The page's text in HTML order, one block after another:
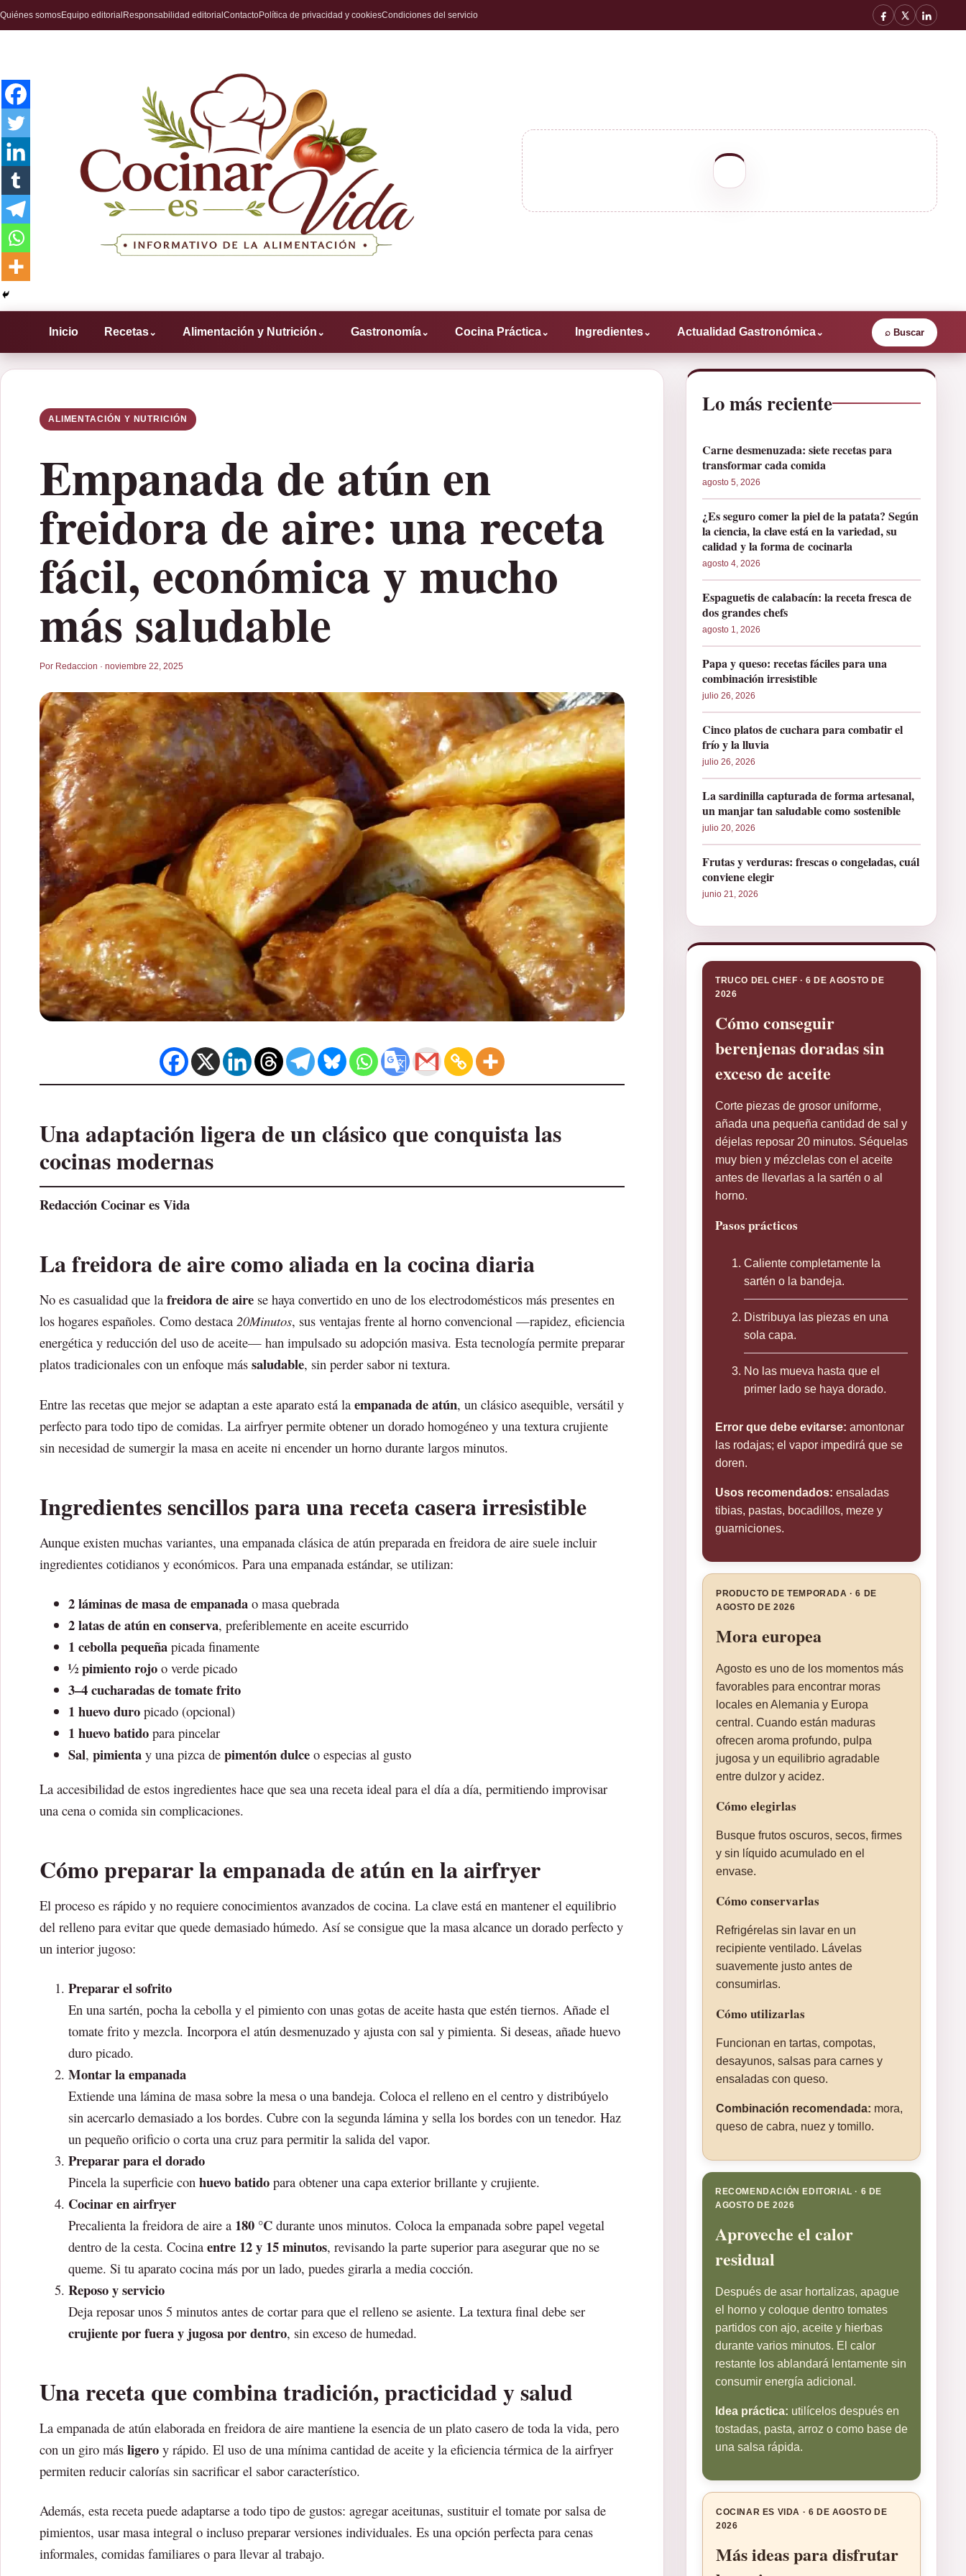
Quiénes somosEquipo editorial Responsabilidad editorial ContactoPolítica de privacidad y cookiesCondiciones del servicio
Inicio Recetas⌄ Alimentación y Nutrición ⌄ Gastronomía⌄ Cocina Práctica⌄ Ingredientes⌄ Actualidad Gastronómica⌄ ⌕ Buscar
ALIMENTACIÓN Y NUTRICIÓN
Empanada de atún en
freidora de aire: una receta
fácil, económica y mucho
más saludable
Por Redaccion · noviembre 22, 2025
Una adaptación ligera de un clásico que conquista las
cocinas modernas
Redacción Cocinar es Vida
La freidora de aire como aliada en la cocina diaria
No es casualidad que la freidora de airese haya convertido en uno de los electrodomésticos más presentes en
los hogares españoles. Como destaca 20Minutos, sus ventajas frente al horno convencional —rapidez, eficiencia
energética y reducción del uso de aceite— han impulsado su adopción masiva. Esta tecnología permite preparar
platos tradicionales con un enfoque más saludable, sin perder sabor ni textura.
Entre las recetas que mejor se adaptan a este aparato está la empanada de atún, un clásico asequible, versátil y
perfecto para todo tipo de comidas. La airfryer permite obtener un dorado homogéneo y una textura crujiente
sin necesidad de sumergir la masa en aceite ni encender un horno durante largos minutos.
Ingredientes sencillos para una receta casera irresistible
Aunque existen muchas variantes, una empanada clásica de atún preparada en freidora de aire suele incluir
ingredientes cotidianos y económicos. Para una empanada estándar, se utilizan:
2 láminas de masa de empanadao masa quebrada
2 latas de atún en conserva, preferiblemente en aceite escurrido
1 cebolla pequeñapicada finamente
½ pimiento rojoo verde picado
3–4 cucharadas de tomate frito
1 huevo duropicado (opcional)
1 huevo batidopara pincelar
Sal, pimientay una pizca de pimentón dulceo especias al gusto
La accesibilidad de estos ingredientes hace que sea una receta ideal para el día a día, permitiendo improvisar
una cena o comida sin complicaciones.
Cómo preparar la empanada de atún en la airfryer
El proceso es rápido y no requiere conocimientos avanzados de cocina. La clave está en mantener el equilibrio
del relleno para evitar que quede demasiado húmedo. Así se consigue que la masa alcance un dorado perfecto y
un interior jugoso:
Preparar el sofrito
En una sartén, pocha la cebolla y el pimiento con unas gotas de aceite hasta que estén tiernos. Añade el
tomate frito y mezcla. Incorpora el atún desmenuzado y ajusta con sal y pimienta. Si deseas, añade huevo
duro picado.
Montar la empanada
Extiende una lámina de masa sobre la mesa o una bandeja. Coloca el relleno en el centro y distribúyelo
sin acercarlo demasiado a los bordes. Cubre con la segunda lámina y sella los bordes con un tenedor. Haz
un pequeño orificio o corta una cruz para permitir la salida del vapor.
Preparar para el dorado
Pincela la superficie con huevo batidopara obtener una capa exterior brillante y crujiente.
Cocinar en airfryer
Precalienta la freidora de aire a 180 °Cdurante unos minutos. Coloca la empanada sobre papel vegetal
dentro de la cesta. Cocina entre 12 y 15 minutos, revisando la parte superior para asegurar que no se
queme. Si tu aparato cocina más por un lado, puedes girarla a media cocción.
Reposo y servicio
Deja reposar unos 5 minutos antes de cortar para que el relleno se asiente. La textura final debe ser
crujiente por fuera y jugosa por dentro, sin exceso de humedad.
Una receta que combina tradición, practicidad y salud
La empanada de atún elaborada en freidora de aire mantiene la esencia de un plato casero de toda la vida, pero
con un giro más ligeroy rápido. El uso de una mínima cantidad de aceite y la eficiencia térmica de la airfryer
permiten reducir calorías sin sacrificar el sabor característico.
Además, esta receta puede adaptarse a todo tipo de gustos: agregar aceitunas, sustituir el tomate por salsa de
pimientos, usar masa integral o incluso preparar versiones individuales. Es una opción perfecta para cenas
informales, comidas familiares o para llevar al trabajo.
Lo más reciente
Carne desmenuzada: siete recetas para
transformar cada comida
agosto 5, 2026
¿Es seguro comer la piel de la patata? Según
la ciencia, la clave está en la variedad, su
calidad y la forma de cocinarla
agosto 4, 2026
Espaguetis de calabacín: la receta fresca de
dos grandes chefs
agosto 1, 2026
Papa y queso: recetas fáciles para una
combinación irresistible
julio 26, 2026
Cinco platos de cuchara para combatir el
frío y la lluvia
julio 26, 2026
La sardinilla capturada de forma artesanal,
un manjar tan saludable como sostenible
julio 20, 2026
Frutas y verduras: frescas o congeladas, cuál
conviene elegir
junio 21, 2026
TRUCO DEL CHEF · 6 DE AGOSTO DE
2026
Cómo conseguir
berenjenas doradas sin
exceso de aceite
Corte piezas de grosor uniforme,
añada una pequeña cantidad de sal y
déjelas reposar 20 minutos. Séquelas
muy bien y mézclelas con el aceite
antes de llevarlas a la sartén o al
horno.
Pasos prácticos
Caliente completamente la
sartén o la bandeja.
Distribuya las piezas en una
sola capa.
No las mueva hasta que el
primer lado se haya dorado.
Error que debe evitarse: amontonar
las rodajas; el vapor impedirá que se
doren.
Usos recomendados: ensaladas
tibias, pastas, bocadillos, meze y
guarniciones.
PRODUCTO DE TEMPORADA · 6 DE
AGOSTO DE 2026
Mora europea
Agosto es uno de los momentos más
favorables para encontrar moras
locales en Alemania y Europa
central. Cuando están maduras
ofrecen aroma profundo, pulpa
jugosa y un equilibrio agradable
entre dulzor y acidez.
Cómo elegirlas
Busque frutos oscuros, secos, firmes
y sin líquido acumulado en el
envase.
Cómo conservarlas
Refrigérelas sin lavar en un
recipiente ventilado. Lávelas
suavemente justo antes de
consumirlas.
Cómo utilizarlas
Funcionan en tartas, compotas,
desayunos, salsas para carnes y
ensaladas con queso.
Combinación recomendada: mora,
queso de cabra, nuez y tomillo.
RECOMENDACIÓN EDITORIAL · 6 DE
AGOSTO DE 2026
Aproveche el calor
residual
Después de asar hortalizas, apague
el horno y coloque dentro tomates
partidos con ajo, aceite y hierbas
durante varios minutos. El calor
restante los ablandará lentamente sin
consumir energía adicional.
Idea práctica: utilícelos después en
tostadas, pasta, arroz o como base de
una salsa rápida.
COCINAR ES VIDA · 6 DE AGOSTO DE
2026
Más ideas para disfrutar